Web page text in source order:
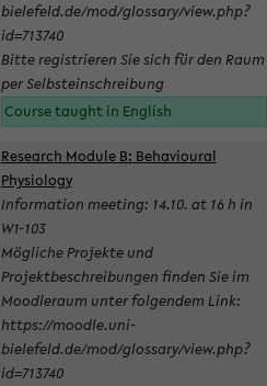
bielefeld.de/mod/glossary/view.php?
id=713740
Bitte registrieren Sie sich für den Raum
per Selbsteinschreibung
Course taught in English
Research Module B: Behavioural
Physiology
Information meeting: 14.10. at 16 h in
W1-103
Mögliche Projekte und
Projektbeschreibungen finden Sie im
Moodleraum unter folgendem Link:
https://moodle.uni-
bielefeld.de/mod/glossary/view.php?
id=713740